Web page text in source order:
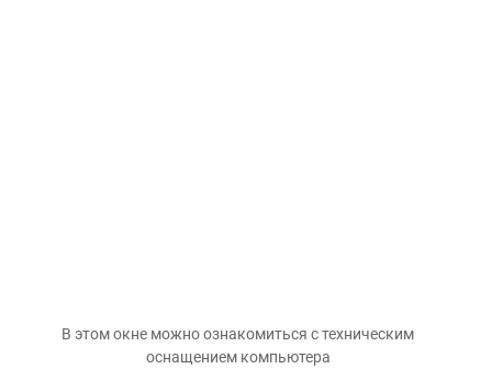
В этом окне можно ознакомиться с техническим
оснащением компьютера